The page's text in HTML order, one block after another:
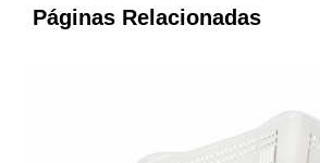
Páginas Relacionadas